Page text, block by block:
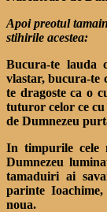
Apoi preotul
stihirile acestea:
Bucura-te lauda
vlastar, bucura-te
te dragoste ca o
tuturor celor ce cu
de Dumnezeu
In timpurile cele
Dumnezeu
tamaduiri ai
parinte
noua.